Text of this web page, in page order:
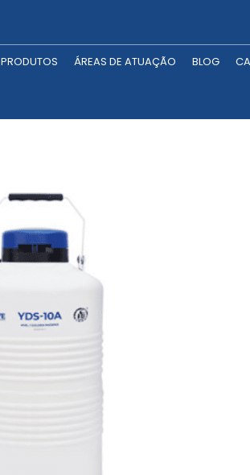
PRODUTOS ÁREAS DE ATUAÇÃO BLOG